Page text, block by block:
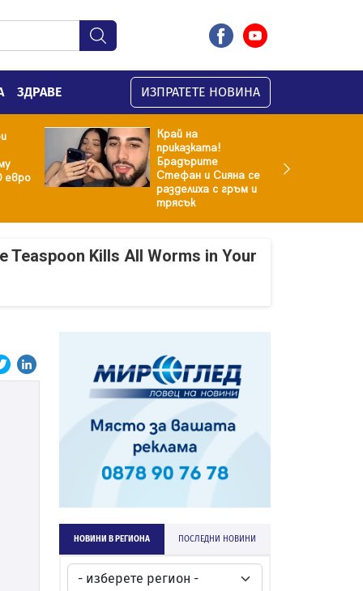
ЗДРАВЕ ИЗПРАТЕТЕ НОВИНА
евро
Край на
приказката!
Брадърите
Стефан и Сияна се
разделиха с гръм и
трясък
Teaspoon Kills All Worms in Your
НОВИНИ В РЕГИОНА ПОСЛЕДНИ НОВИНИ